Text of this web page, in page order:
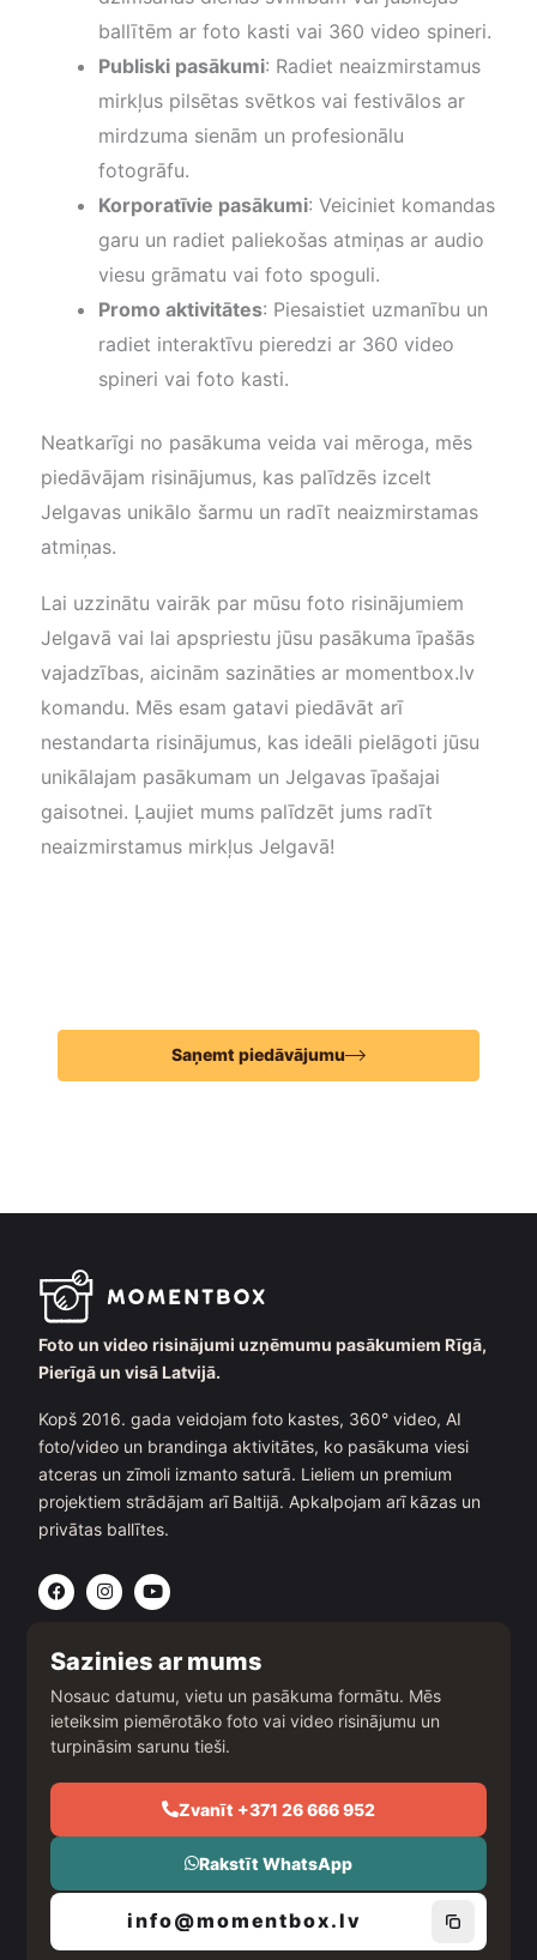
ballītēm ar foto kasti vai 360 video spineri.
Publiski pasākumi: Radiet neaizmirstamus
mirkļus pilsētas svētkos vai festivālos ar
mirdzuma sienām un profesionālu
fotogrāfu.
Korporatīvie pasākumi: Veiciniet komandas
garu un radiet paliekošas atmiņas ar audio
viesu grāmatu vai foto spoguli.
Promo aktivitātes: Piesaistiet uzmanību un
radiet interaktīvu pieredzi ar 360 video
spineri vai foto kasti.
Neatkarīgi no pasākuma veida vai mēroga, mēs
piedāvājam risinājumus, kas palīdzēs izcelt
Jelgavas unikālo šarmu un radīt neaizmirstamas
atmiņas.
Lai uzzinātu vairāk par mūsu foto risinājumiem
Jelgavā vai lai apspriestu jūsu pasākuma īpašās
vajadzības, aicinām sazināties ar momentbox.lv
komandu. Mēs esam gatavi piedāvāt arī
nestandarta risinājumus, kas ideāli pielāgoti jūsu
unikālajam pasākumam un Jelgavas īpašajai
gaisotnei. Ļaujiet mums palīdzēt jums radīt
neaizmirstamus mirkļus Jelgavā!
Saņemt piedāvājumu
Foto un video risinājumi uzņēmumu pasākumiem Rīgā,
Pierīgā un visā Latvijā.
Kopš 2016. gada veidojam foto kastes, 360° video, AI
foto/video un brandinga aktivitātes, ko pasākuma viesi
atceras un zīmoli izmanto saturā. Lieliem un premium
projektiem strādājam arī Baltijā. Apkalpojam arī kāzas un
privātas ballītes.
F
a
c
b
o
o
k
I
n
s
a
g
r
a
m
Y
o
u
u
b
e
Sazinies ar mums
Nosauc datumu, vietu un pasākuma formātu. Mēs
ieteiksim piemērotāko foto vai video risinājumu un
turpināsim sarunu tieši.
Zvanīt +371 26 666 952
Rakstīt WhatsApp
info@momentbox.lv